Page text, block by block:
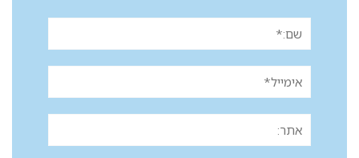
שם:*
אימייל*
אתר: